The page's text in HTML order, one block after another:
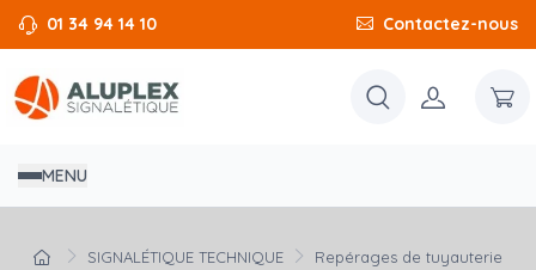
01 34 94 14 10 Contactez-nous
MENU
SIGNALÉTIQUE TECHNIQUE
Repérages de tuyauterie